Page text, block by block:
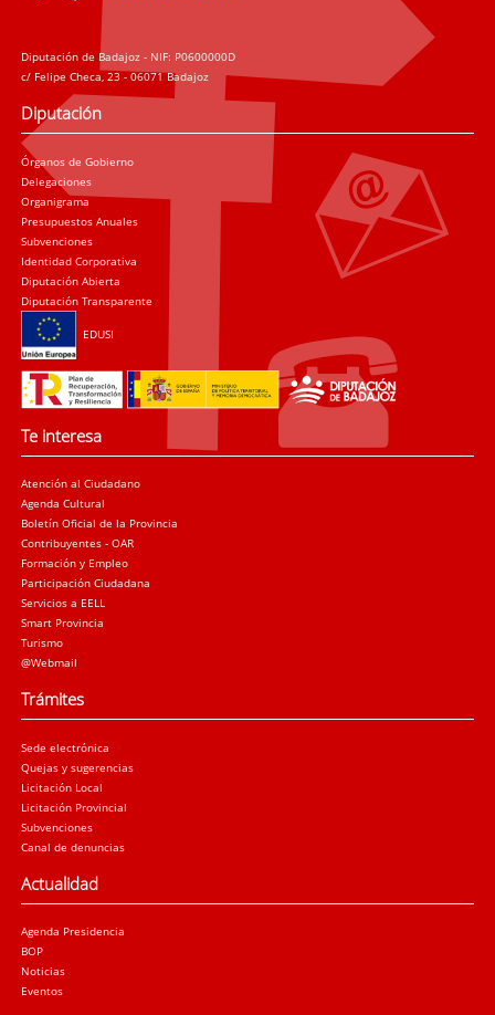
Diputación de Badajoz - NIF: P0600000D
c/ Felipe Checa, 23 - 06071 Badajoz
Diputación
Órganos de Gobierno
Delegaciones
Organigrama
Presupuestos Anuales
Subvenciones
Identidad Corporativa
Diputación Abierta
Diputación Transparente
EDUSI
Te interesa
Atención al Ciudadano
Agenda Cultural
Boletín Oficial de la Provincia
Contribuyentes - OAR
Formación y Empleo
Participación Ciudadana
Servicios a EELL
Smart Provincia
Turismo
@Webmail
Trámites
Sede electrónica
Quejas y sugerencias
Licitación Local
Licitación Provincial
Subvenciones
Canal de denuncias
Actualidad
Agenda Presidencia
BOP
Noticias
Eventos